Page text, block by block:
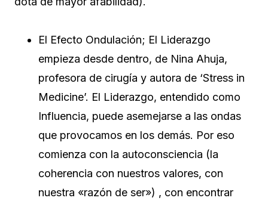
El Efecto Ondulación; El Liderazgo
empieza desde dentro, de Nina Ahuja,
profesora de cirugía y autora de ‘Stress in
Medicine’. El Liderazgo, entendido como
Influencia, puede asemejarse a las ondas
que provocamos en los demás. Por eso
comienza con la autoconsciencia (la
coherencia con nuestros valores, con
nuestra «razón de ser») , con encontrar